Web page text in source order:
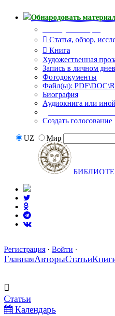
Обнародовать
Статья, обзор,
Книга
Художественная
Запись в личном
Фотодокументы
Файл(ы):
Биография
Аудиокнига или
Создать голосование
UZ Мир
Регистрация · Войти ·
ГлавнаяАвторыСтатьи
Статьи
Календарь